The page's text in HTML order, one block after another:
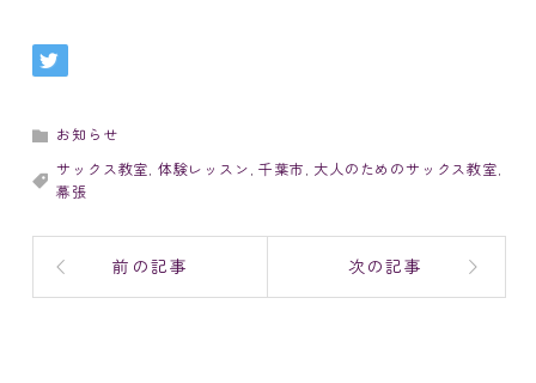
お知らせ
サックス教室, 体験レッスン ,千葉市 , 大人のためのサックス教室,
幕張
前の記事 次の記事